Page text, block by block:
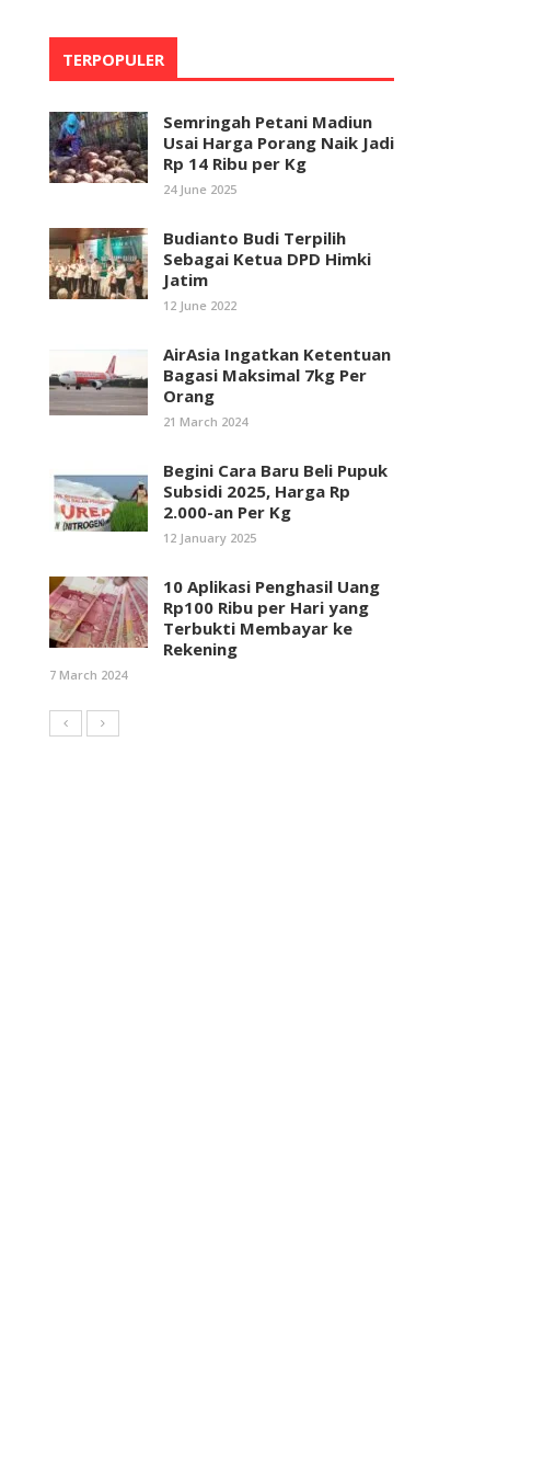
TERPOPULER
Semringah Petani Madiun
Usai Harga Porang Naik Jadi
Rp 14 Ribu per Kg
24 June 2025
Budianto Budi Terpilih
Sebagai Ketua DPD Himki
Jatim
12 June 2022
AirAsia Ingatkan Ketentuan
Bagasi Maksimal 7kg Per
Orang
21 March 2024
Begini Cara Baru Beli Pupuk
Subsidi 2025, Harga Rp
2.000-an Per Kg
12 January 2025
10 Aplikasi Penghasil Uang
Rp100 Ribu per Hari yang
Terbukti Membayar ke
Rekening
7 March 2024